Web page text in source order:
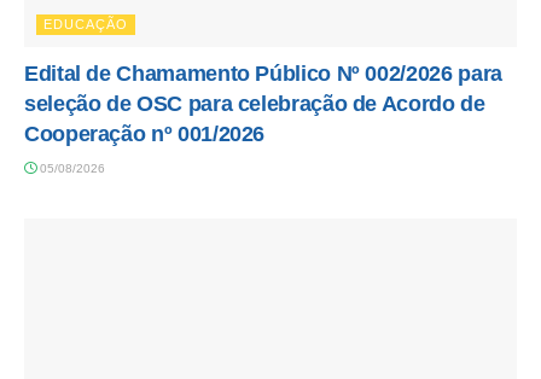
EDUCAÇÃO
Edital de Chamamento Público Nº 002/2026 para
seleção de OSC para celebração de Acordo de
Cooperação nº 001/2026
05/08/2026